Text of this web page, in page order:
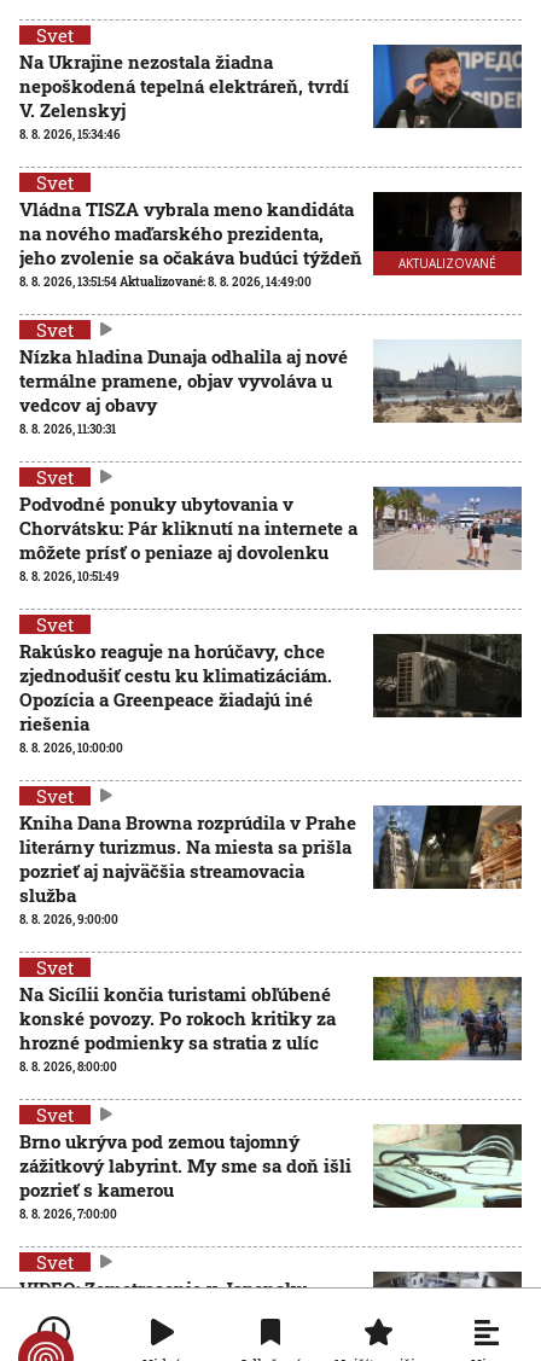
Svet
Na Ukrajine nezostala žiadna
nepoškodená tepelná elektráreň, tvrdí
V. Zelenskyj
8. 8. 2026, 15:34:46
AKTUALIZOVANÉ
Svet
Vládna TISZA vybrala meno kandidáta
na nového maďarského prezidenta,
jeho zvolenie sa očakáva budúci týždeň
8. 8. 2026, 13:51:54Aktualizované:8. 8. 2026, 14:49:00
Svet
Nízka hladina Dunaja odhalila aj nové
termálne pramene, objav vyvoláva u
vedcov aj obavy
8. 8. 2026, 11:30:31
Svet
Podvodné ponuky ubytovania v
Chorvátsku: Pár kliknutí na internete a
môžete prísť o peniaze aj dovolenku
8. 8. 2026, 10:51:49
Svet
Rakúsko reaguje na horúčavy, chce
zjednodušiť cestu ku klimatizáciám.
Opozícia a Greenpeace žiadajú iné
riešenia
8. 8. 2026, 10:00:00
Svet
Kniha Dana Browna rozprúdila v Prahe
literárny turizmus. Na miesta sa prišla
pozrieť aj najväčšia streamovacia
služba
8. 8. 2026, 9:00:00
Svet
Na Sicílii končia turistami obľúbené
konské povozy. Po rokoch kritiky za
hrozné podmienky sa stratia z ulíc
8. 8. 2026, 8:00:00
Svet
Brno ukrýva pod zemou tajomný
zážitkový labyrint. My sme sa doň išli
pozrieť s kamerou
8. 8. 2026, 7:00:00
Svet
VIDEO: Zemetrasenie v Japonsku
zastihlo lekárov uprostred operácie,
pacienta chránili vlastnými telami